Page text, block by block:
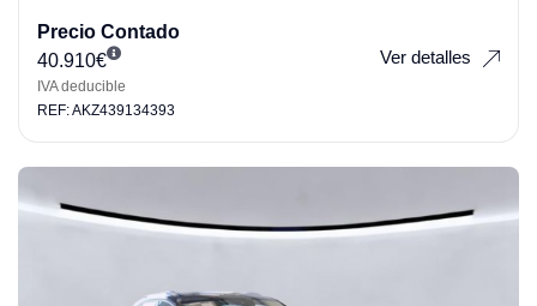
Precio Contado
40.910€
IVA deducible
Ver detalles
REF: AKZ439134393